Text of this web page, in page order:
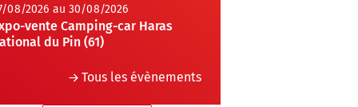
08/2026 au 30/08/2026
vente Camping-car Haras
du Pin (61)
Tous les évènements